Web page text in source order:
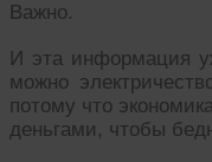
Важно.
И эта информация
можно
потому что
деньгами, чтобы